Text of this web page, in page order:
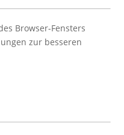
Browser-Fensters
zur besseren